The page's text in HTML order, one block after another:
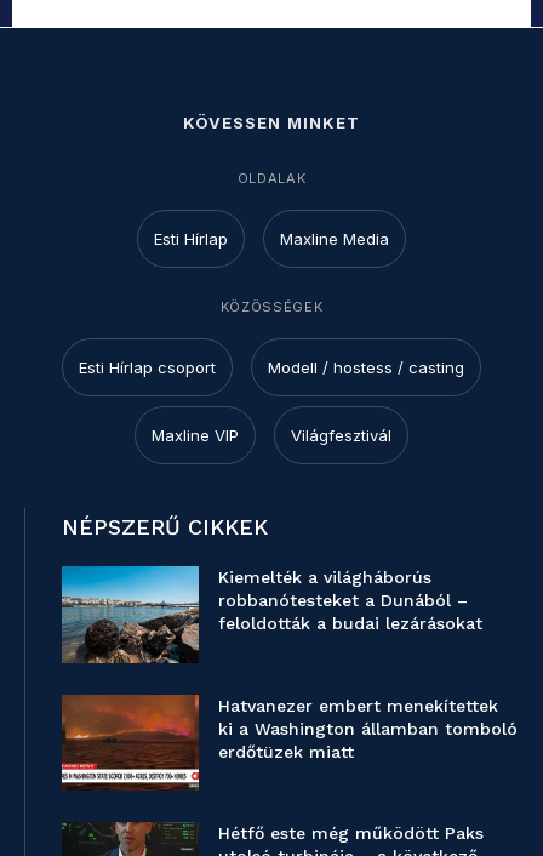
KÖVESSEN MINKET
OLDALAK
Esti Hírlap Maxline Media
KÖZÖSSÉGEK
Esti Hírlap csoport Modell / hostess / casting
Maxline VIP Világfesztivál
NÉPSZERŰ CIKKEK
Kiemelték a világháborús
robbanótesteket a Dunából –
feloldották a budai lezárásokat
Hatvanezer embert menekítettek
ki a Washington államban tomboló
erdőtüzek miatt
Hétfő este még működött Paks